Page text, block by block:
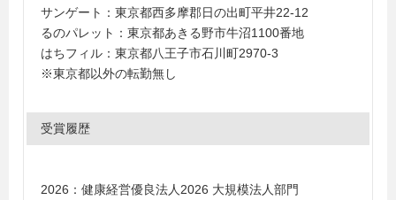
サンゲート：東京都西多摩郡日の出町平井22-12
るのパレット：東京都あきる野市牛沼1100番地
はちフィル：東京都八王子市石川町2970-3
※東京都以外の転勤無し
受賞履歴
2026：健康経営優良法人2026 大規模法人部門